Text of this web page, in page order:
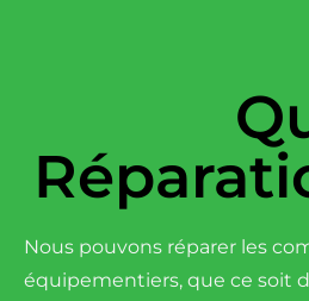
Nous pouvons réparer les
équipementiers, que ce soit